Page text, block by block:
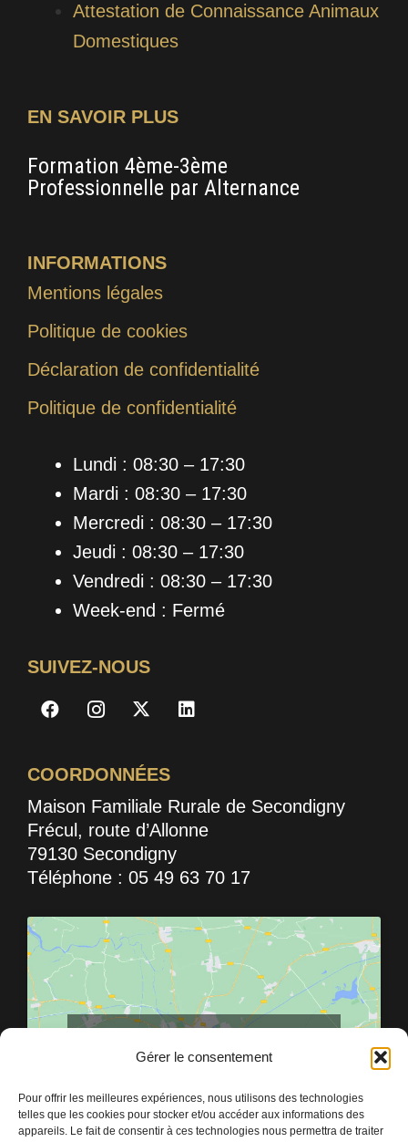
Gérer le consentement
Pour offrir les meilleures expériences, nous utilisons des technologies
telles que les cookies pour stocker et/ou accéder aux informations des
appareils. Le fait de consentir à ces technologies nous permettra de traiter
Attestation de Connaissance Animaux
Domestiques
EN SAVOIR PLUS
Formation 4ème-3ème
Professionnelle par Alternance
INFORMATIONS
Mentions légales
Politique de cookies
Déclaration de confidentialité
Politique de confidentialité
Lundi : 08:30 – 17:30
Mardi : 08:30 – 17:30
Mercredi : 08:30 – 17:30
Jeudi : 08:30 – 17:30
Vendredi : 08:30 – 17:30
Week-end : Fermé
SUIVEZ-NOUS
COORDONNÉES
Maison Familiale Rurale de Secondigny
Frécul, route d’Allonne
79130 Secondigny
Téléphone : 05 49 63 70 17
service